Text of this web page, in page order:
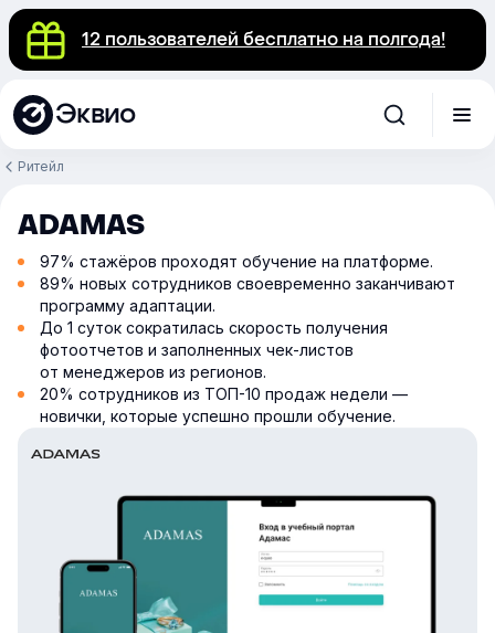
12 пользователей бесплатно на полгода!
Эквио
Ритейл
ADAMAS
97% стажёров проходят обучение на платформе.
89% новых сотрудников своевременно заканчивают
программу адаптации.
До 1 суток сократилась скорость получения
фотоотчетов и заполненных чек-листов
от менеджеров из регионов.
20% сотрудников из ТОП-10 продаж недели —
новички, которые успешно прошли обучение.